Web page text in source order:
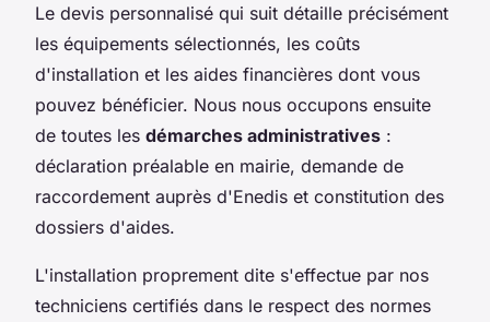
Le devis personnalisé qui suit détaille précisément
les équipements sélectionnés, les coûts
d'installation et les aides financières dont vous
pouvez bénéficier. Nous nous occupons ensuite
de toutes les démarches administratives :
déclaration préalable en mairie, demande de
raccordement auprès d'Enedis et constitution des
dossiers d'aides.
L'installation proprement dite s'effectue par nos
techniciens certifiés dans le respect des normes